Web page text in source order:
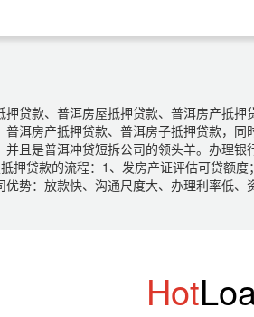
贷款、普洱房屋抵押贷款、普洱房产抵
洱房产抵押贷款、普洱房子抵押贷款，
且是普洱冲贷短拆公司的领头羊。办理
押贷款的流程：1、发房产证评估可贷额
势：放款快、沟通尺度大、办理利率低、
Hot